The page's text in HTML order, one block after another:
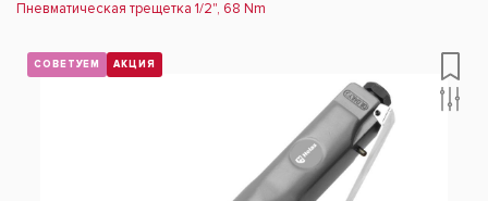
Пневматическая трещетка 1/2", 68 Nm
СОВЕТУЕМ АКЦИЯ